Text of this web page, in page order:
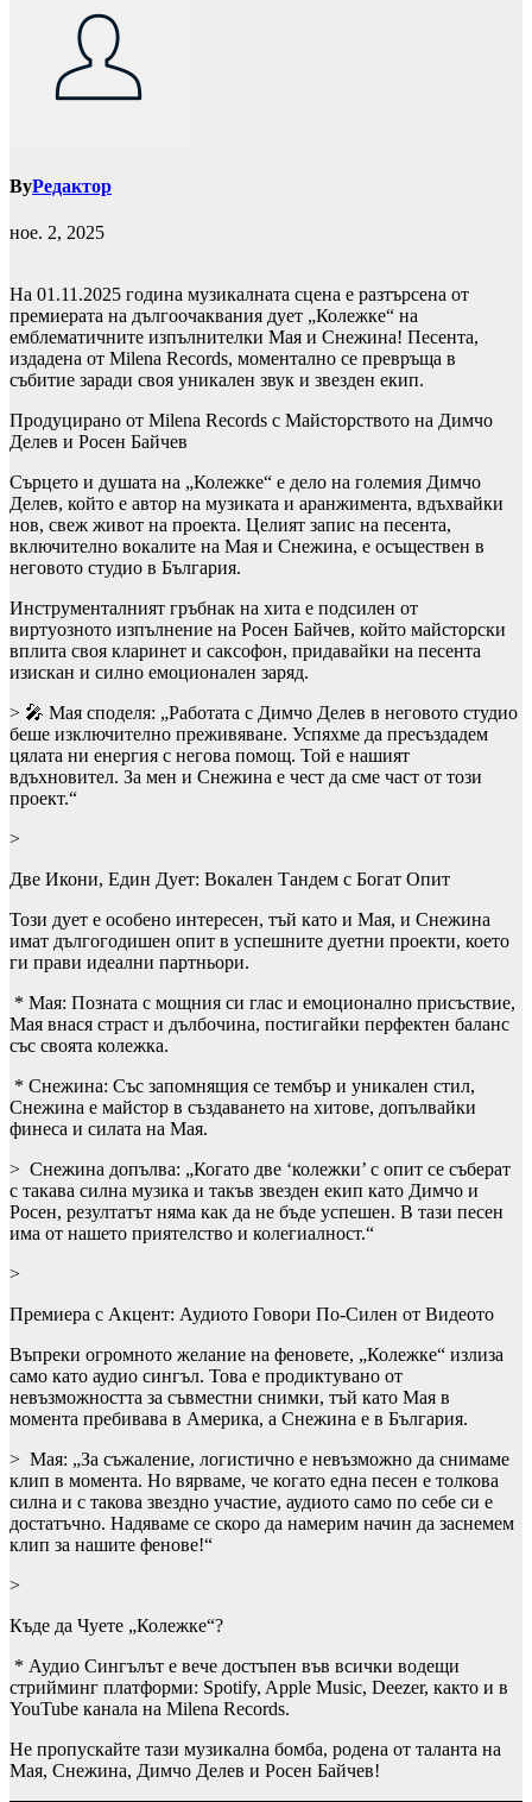
ByРедактор
ное. 2, 2025
На 01.11.2025 година музикалната сцена е разтърсена от
премиерата на дългоочаквания дует „Колежке“ на
емблематичните изпълнителки Мая и Снежина! Песента,
издадена от Milena Records, моментално се превръща в
събитие заради своя уникален звук и звезден екип.
Продуцирано от Milena Records с Майсторството на Димчо
Делев и Росен Байчев
Сърцето и душата на „Колежке“ е дело на големия Димчо
Делев, който е автор на музиката и аранжимента, вдъхвайки
нов, свеж живот на проекта. Целият запис на песента,
включително вокалите на Мая и Снежина, е осъществен в
неговото студио в България.
Инструменталният гръбнак на хита е подсилен от
виртуозното изпълнение на Росен Байчев, който майсторски
вплита своя кларинет и саксофон, придавайки на песента
изискан и силно емоционален заряд.
> 🎤 Мая споделя: „Работата с Димчо Делев в неговото студио
беше изключително преживяване. Успяхме да пресъздадем
цялата ни енергия с негова помощ. Той е нашият
вдъхновител. За мен и Снежина е чест да сме част от този
проект.“
>
Две Икони, Един Дует: Вокален Тандем с Богат Опит
Този дует е особено интересен, тъй като и Мая, и Снежина
имат дългогодишен опит в успешните дуетни проекти, което
ги прави идеални партньори.
* Мая: Позната с мощния си глас и емоционално присъствие,
Мая внася страст и дълбочина, постигайки перфектен баланс
със своята колежка.
* Снежина: Със запомнящия се тембър и уникален стил,
Снежина е майстор в създаването на хитове, допълвайки
финеса и силата на Мая.
> Снежина допълва: „Когато две ‘колежки’ с опит се съберат
с такава силна музика и такъв звезден екип като Димчо и
Росен, резултатът няма как да не бъде успешен. В тази песен
има от нашето приятелство и колегиалност.“
>
Премиера с Акцент: Аудиото Говори По-Силен от Видеото
Въпреки огромното желание на феновете, „Колежке“ излиза
само като аудио сингъл. Това е продиктувано от
невъзможността за съвместни снимки, тъй като Мая в
момента пребивава в Америка, а Снежина е в България.
> Мая: „За съжаление, логистично е невъзможно да снимаме
клип в момента. Но вярваме, че когато една песен е толкова
силна и с такова звездно участие, аудиото само по себе си е
достатъчно. Надяваме се скоро да намерим начин да заснемем
клип за нашите фенове!“
>
Къде да Чуете „Колежке“?
* Аудио Сингълът е вече достъпен във всички водещи
стрийминг платформи: Spotify, Apple Music, Deezer, както и в
YouTube канала на Milena Records.
Не пропускайте тази музикална бомба, родена от таланта на
Мая, Снежина, Димчо Делев и Росен Байчев!